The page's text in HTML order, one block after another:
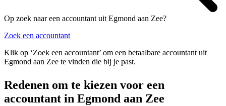
Op zoek naar een accountant uit Egmond aan Zee?
Zoek een accountant
Klik op ‘Zoek een accountant’ om een betaalbare accountant uit
Egmond aan Zee te vinden die bij je past.
Redenen om te kiezen voor een
accountant in Egmond aan Zee